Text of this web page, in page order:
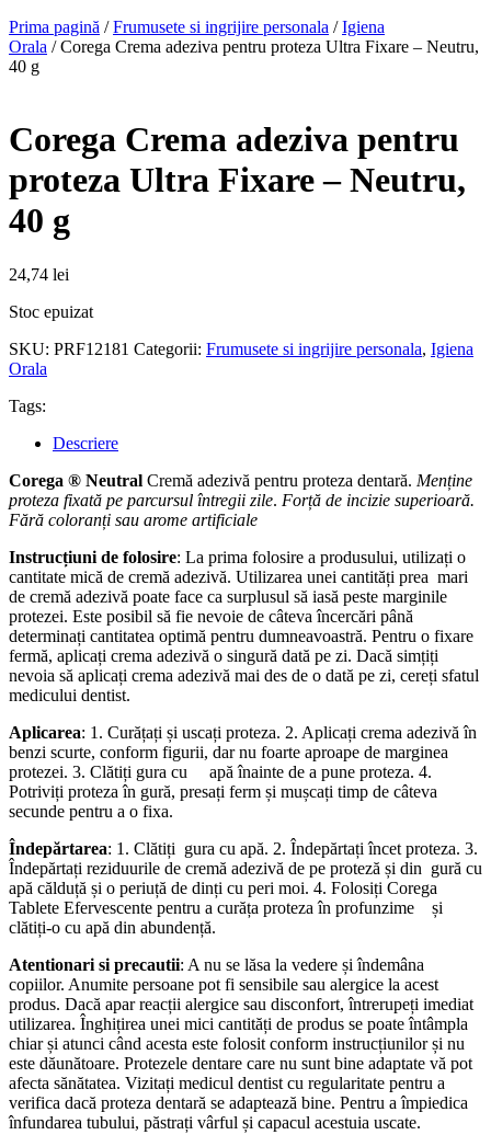
Prima pagină /Frumusete si ingrijire personala /Igiena
Orala / Corega Crema adeziva pentru proteza Ultra Fixare – Neutru,
40 g
Corega Crema adeziva pentru
proteza Ultra Fixare – Neutru,
40 g
24,74 lei
Stoc epuizat
SKU: PRF12181 Categorii: Frumusete si ingrijire personala, Igiena
Orala
Tags:
Descriere
Corega ® Neutral Cremă adezivă pentru proteza dentară. Menține
proteza fixată pe parcursul întregii zile. Forță de incizie superioară.
Fără coloranți sau arome artificiale
Instrucțiuni de folosire: La prima folosire a produsului, utilizați o
cantitate mică de cremă adezivă. Utilizarea unei cantități prea mari
de cremă adezivă poate face ca surplusul să iasă peste marginile
protezei. Este posibil să fie nevoie de câteva încercări până
determinați cantitatea optimă pentru dumneavoastră. Pentru o fixare
fermă, aplicați crema adezivă o singură dată pe zi. Dacă simțiți
nevoia să aplicați crema adezivă mai des de o dată pe zi, cereți sfatul
medicului dentist.
Aplicarea: 1. Curățați și uscați proteza. 2. Aplicați crema adezivă în
benzi scurte, conform figurii, dar nu foarte aproape de marginea
protezei. 3. Clătiți gura cu apă înainte de a pune proteza. 4.
Potriviți proteza în gură, presați ferm și mușcați timp de câteva
secunde pentru a o fixa.
Îndepărtarea: 1. Clătiți gura cu apă. 2. Îndepărtați încet proteza. 3.
Îndepărtați reziduurile de cremă adezivă de pe proteză și din gură cu
apă călduță și o periuță de dinți cu peri moi. 4. Folosiți Corega
Tablete Efervescente pentru a curăța proteza în profunzime și
clătiți-o cu apă din abundență.
Atentionari si precautii: A nu se lăsa la vedere și îndemâna
copiilor. Anumite persoane pot fi sensibile sau alergice la acest
produs. Dacă apar reacții alergice sau disconfort, întrerupeți imediat
utilizarea. Înghițirea unei mici cantități de produs se poate întâmpla
chiar și atunci când acesta este folosit conform instrucțiunilor și nu
este dăunătoare. Protezele dentare care nu sunt bine adaptate vă pot
afecta sănătatea. Vizitați medicul dentist cu regularitate pentru a
verifica dacă proteza dentară se adaptează bine. Pentru a împiedica
înfundarea tubului, păstrați vârful și capacul acestuia uscate.